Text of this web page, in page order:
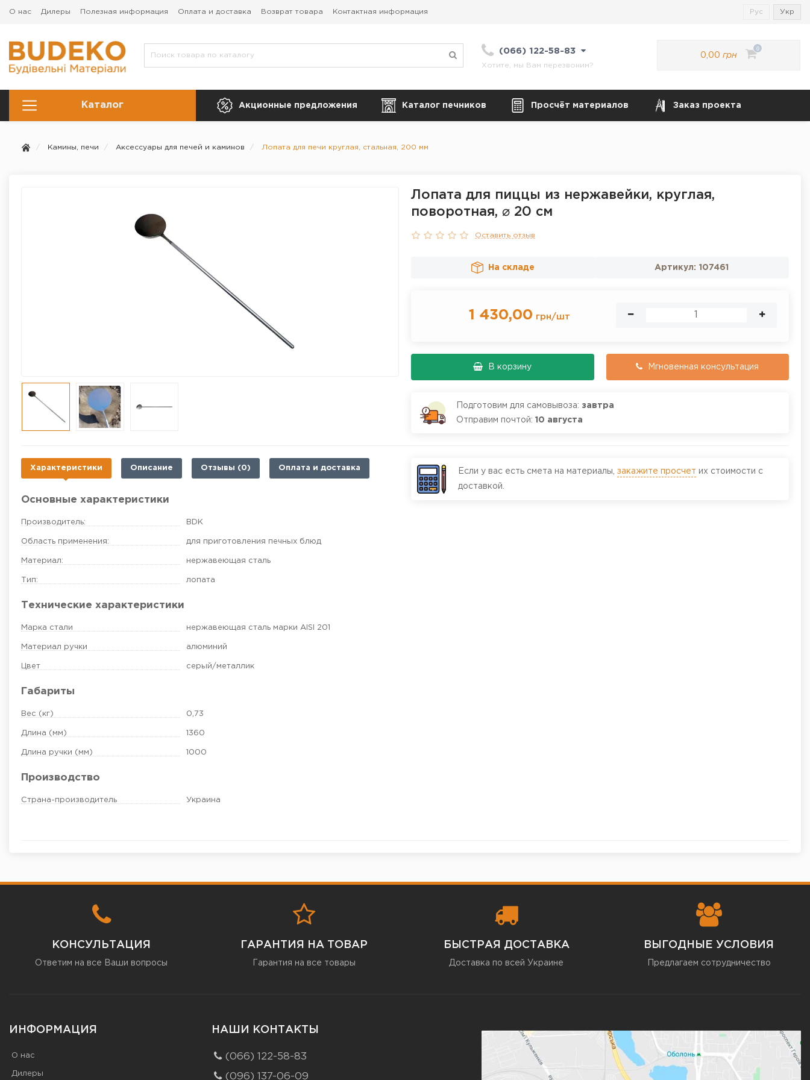
О нас Дилеры Полезная информация Оплата и доставка Возврат товара Контактная информация Рус Укр
(066) 122-58-83
Хотите, мы Вам перезвоним?
0,00 грн
0
Каталог Акционные предложения Каталог печников Просчёт материалов Заказ проекта
Камины, печи Аксессуары для печей и каминов Лопата для печи круглая, стальная, 200 мм
Лопата для пиццы из нержавейки, круглая,
поворотная, ⌀ 20 см
Оставить отзыв
На складе Артикул: 107461
1 430,00 грн/шт
В корзину Мгновенная консультация
Подготовим для самовывоза: завтра
Отправим почтой: 10 августа
Характеристики Описание Отзывы (0) Оплата и доставка
Основные характеристики
Производитель: BDK
Область применения: для приготовления печных блюд
Материал: нержавеющая сталь
Тип: лопата
Технические характеристики
Марка стали нержавеющая сталь марки AISI 201
Материал ручки алюминий
Цвет серый/металлик
Габариты
Вес (кг) 0,73
Длина (мм) 1360
Длина ручки (мм) 1000
Производство
Страна-производитель Украина
Если у вас есть смета на материалы, закажите просчет их стоимости с
доставкой.
КОНСУЛЬТАЦИЯ
Ответим на все Ваши вопросы
ГАРАНТИЯ НА ТОВАР
Гарантия на все товары
БЫСТРАЯ ДОСТАВКА
Доставка по всей Украине
ВЫГОДНЫЕ УСЛОВИЯ
Предлагаем сотрудничество
ИНФОРМАЦИЯ
О нас
Дилеры
НАШИ КОНТАКТЫ
(066) 122-58-83
(096) 137-06-09